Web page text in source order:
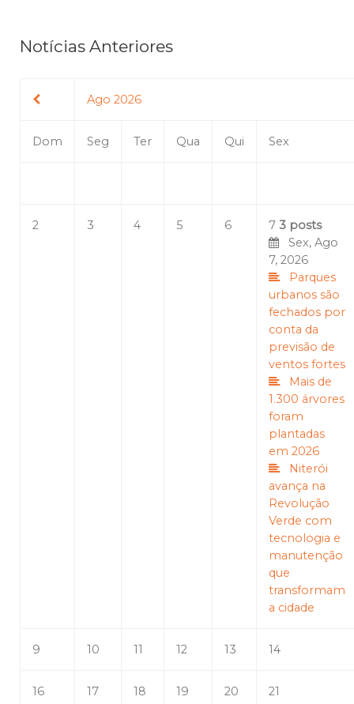
Notícias Anteriores
Ago 2026
Dom Seg Ter Qua Qui Sex
2 3 4 5 6 7 3 posts
Sex, Ago
7, 2026
Parques
urbanos são
fechados por
conta da
previsão de
ventos fortes
Mais de
1.300 árvores
foram
plantadas
em 2026
Niterói
avança na
Revolução
Verde com
tecnologia e
manutenção
que
transformam
a cidade
9 10 11 12 13 14
16 17 18 19 20 21